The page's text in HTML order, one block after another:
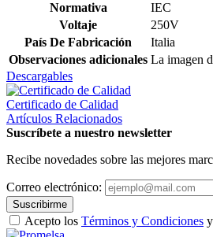
Normativa
IEC
Voltaje
250V
País De Fabricación
Italia
Observaciones adicionales La imagen
Descargables
Certificado de Calidad
Artículos Relacionados
Suscríbete a nuestro newsletter
Recibe novedades sobre las mejores
Correo electrónico:
Suscribirme
Acepto los Términos y Condiciones